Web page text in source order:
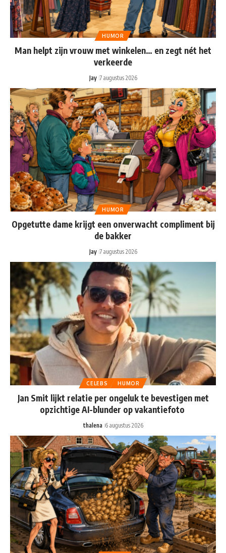
HUMOR
Man helpt zijn vrouw met winkelen… en zegt nét het
verkeerde
Jay 7 augustus 2026
HUMOR
Opgetutte dame krijgt een onverwacht compliment bij
de bakker
Jay 7 augustus 2026
CELEBS HUMOR
Jan Smit lijkt relatie per ongeluk te bevestigen met
opzichtige AI-blunder op vakantiefoto
thalena 6 augustus 2026